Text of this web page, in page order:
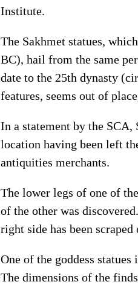
Institute.
The Sakhmet statues,
BC), hail from the same
date to the 25th dynasty
features, seems out of
In a statement by the SCA,
location having been left
antiquities merchants.
The lower legs of one of
of the other was
right side has been
One of the goddess
The dimensions of the